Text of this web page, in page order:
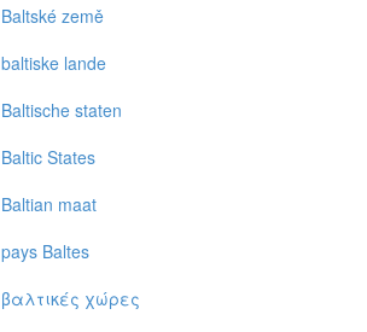
Baltské země
baltiske lande
Baltische staten
Baltic States
Baltian maat
pays Baltes
βαλτικές χώρες